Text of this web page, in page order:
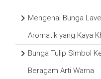
Mengenal Bunga
Aromatik yang Kaya
Bunga Tulip Simbol
Beragam Arti Warna